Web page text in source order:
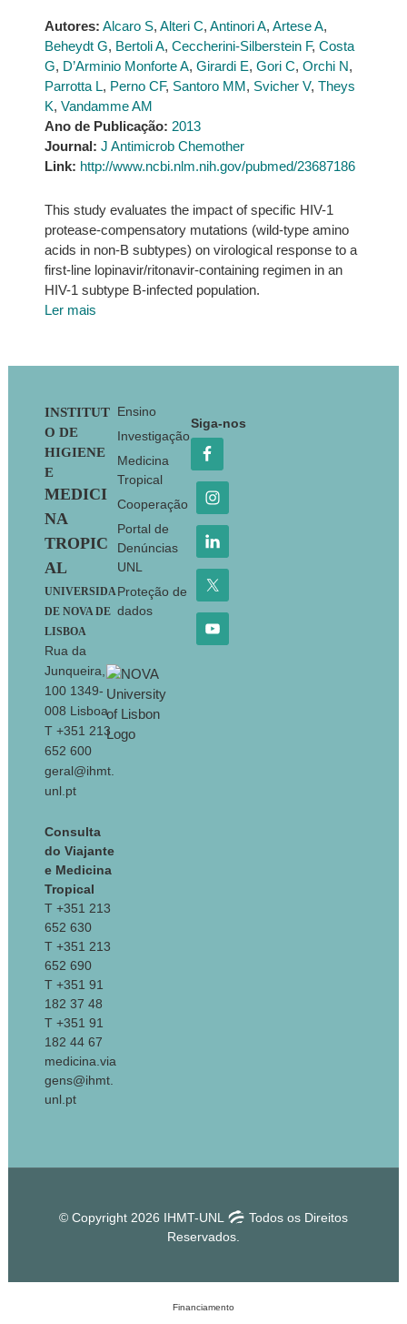
Autores: Alcaro S, Alteri C, Antinori A, Artese A,
Beheydt G, Bertoli A, Ceccherini-Silberstein F, Costa
G, D’Arminio Monforte A, Girardi E, Gori C, Orchi N,
Parrotta L, Perno CF, Santoro MM, Svicher V, Theys
K, Vandamme AM
Ano de Publicação: 2013
Journal: J Antimicrob Chemother
Link: http://www.ncbi.nlm.nih.gov/pubmed/23687186
This study evaluates the impact of specific HIV-1
protease-compensatory mutations (wild-type amino
acids in non-B subtypes) on virological response to a
first-line lopinavir/ritonavir-containing regimen in an
HIV-1 subtype B-infected population.
Ler mais
Footer
INSTITUT
O DE
HIGIENE
E
MEDICI
NA
TROPIC
AL
UNIVERSIDA
DE NOVA DE
LISBOA
Rua da
Junqueira,
100 1349-
008 Lisboa
T +351 213
652 600
geral@ihmt.
unl.pt
Consulta
do Viajante
e Medicina
Tropical
T +351 213
652 630
T +351 213
652 690
T +351 91
182 37 48
T +351 91
182 44 67
medicina.via
gens@ihmt.
unl.pt
Ensino
Investigação
Medicina
Tropical
Cooperação
Portal de
Denúncias
UNL
Proteção de
dados
Siga-nos
© Copyright 2026 IHMT-UNL
Todos os Direitos
Reservados.
Financiamento